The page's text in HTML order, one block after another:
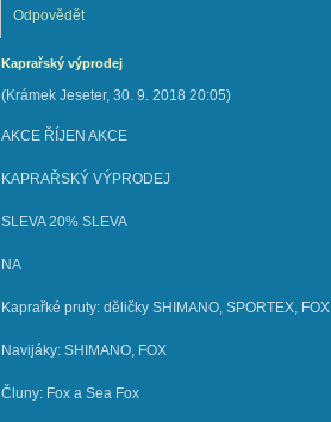
Odpovědět
Kaprařský výprodej
(Krámek Jeseter, 30. 9. 2018 20:05)
AKCE ŘÍJEN AKCE
KAPRAŘSKÝ VÝPRODEJ
SLEVA 20% SLEVA
NA
Kaprařké pruty: děličky SHIMANO, SPORTEX, FOX
Navijáky: SHIMANO, FOX
Čluny: Fox a Sea Fox